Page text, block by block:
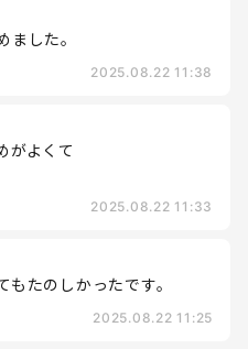
ました。
2025.08.22 11:38
がよくて
2025.08.22 11:33
たのしかったです。
2025.08.22 11:25